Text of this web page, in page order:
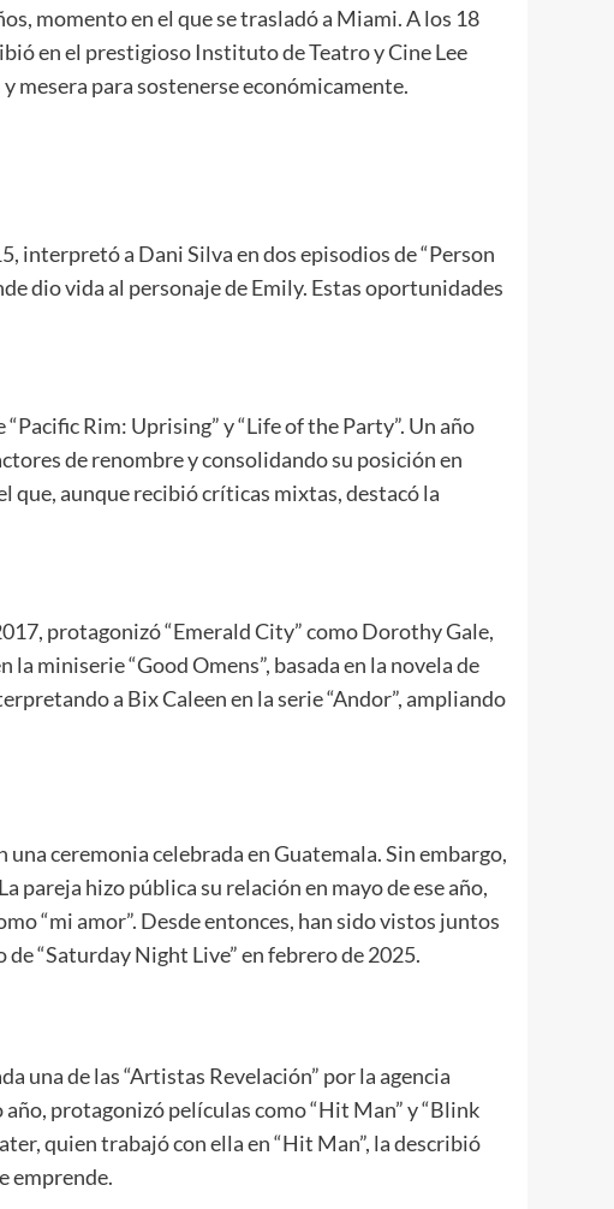
momento en el que se trasladó a Miami. A los 18
en el prestigioso Instituto de Teatro y Cine Lee
para sostenerse económicamente.
interpretó a Dani Silva en dos episodios de “Person
dio vida al personaje de Emily. Estas oportunidades
Rim: Uprising” y “Life of the Party”. Un año
de renombre y consolidando su posición en
aunque recibió críticas mixtas, destacó la
protagonizó “Emerald City” como Dorothy Gale,
miniserie “Good Omens”, basada en la novela de
a Bix Caleen en la serie “Andor”, ampliando
ceremonia celebrada en Guatemala. Sin embargo,
pareja hizo pública su relación en mayo de ese año,
“mi amor”. Desde entonces, han sido vistos juntos
“Saturday Night Live” en febrero de 2025.
una de las “Artistas Revelación” por la agencia
protagonizó películas como “Hit Man” y “Blink
quien trabajó con ella en “Hit Man”, la describió
emprende.